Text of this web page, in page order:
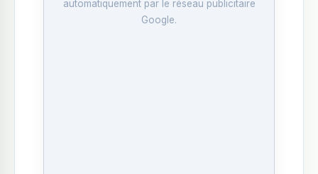
automatiquement par le réseau publicitaire
Google.